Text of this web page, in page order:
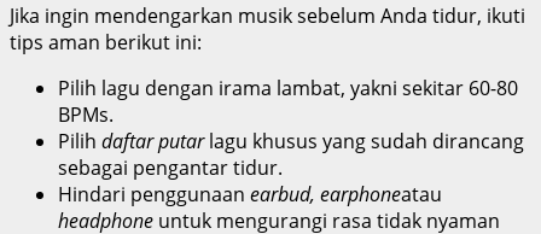
Jika ingin mendengarkan musik sebelum Anda tidur, ikuti
tips aman berikut ini:
Pilih lagu dengan irama lambat, yakni sekitar 60-80
BPMs.
Pilih daftar putarlagu khusus yang sudah dirancang
sebagai pengantar tidur.
Hindari penggunaan earbud, earphoneatau
headphone untuk mengurangi rasa tidak nyaman